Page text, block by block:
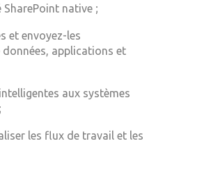
SharePoint native ;
et envoyez-les
applications et
aux systèmes
les flux de travail et les